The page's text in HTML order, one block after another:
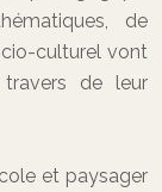
de
culturel vont
de leur
et paysager